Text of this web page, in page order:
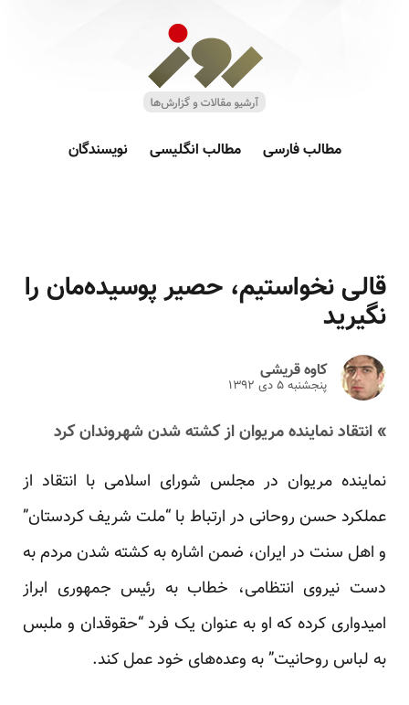
مطالب فارسی مطالب انگلیسی نویسندگان
قالی نخواستیم، حصیر پوسیده‌مان را
نگیرید
کاوه قریشی
پنجشنبه ۵ دى ۱۳۹۲
» انتقاد نماینده مریوان از کشته شدن شهروندان کرد
نماینده مریوان در مجلس شورای اسلامی با انتقاد از
عملکرد حسن روحانی در ارتباط با “ملت شریف کردستان”
و اهل سنت در ایران، ضمن اشاره به کشته شدن مردم به
دست نیروی انتظامی، خطاب به رئیس جمهوری ابراز
امیدواری کرده که او به عنوان یک فرد “حقوقدان و ملبس
به لباس روحانیت” به وعده‌های خود عمل کند.